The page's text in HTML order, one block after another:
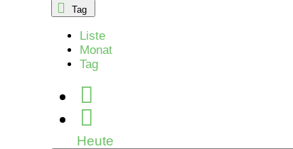
Donnerstag,
24.
April
2025
Tag
Liste
Monat
Tag
Heute